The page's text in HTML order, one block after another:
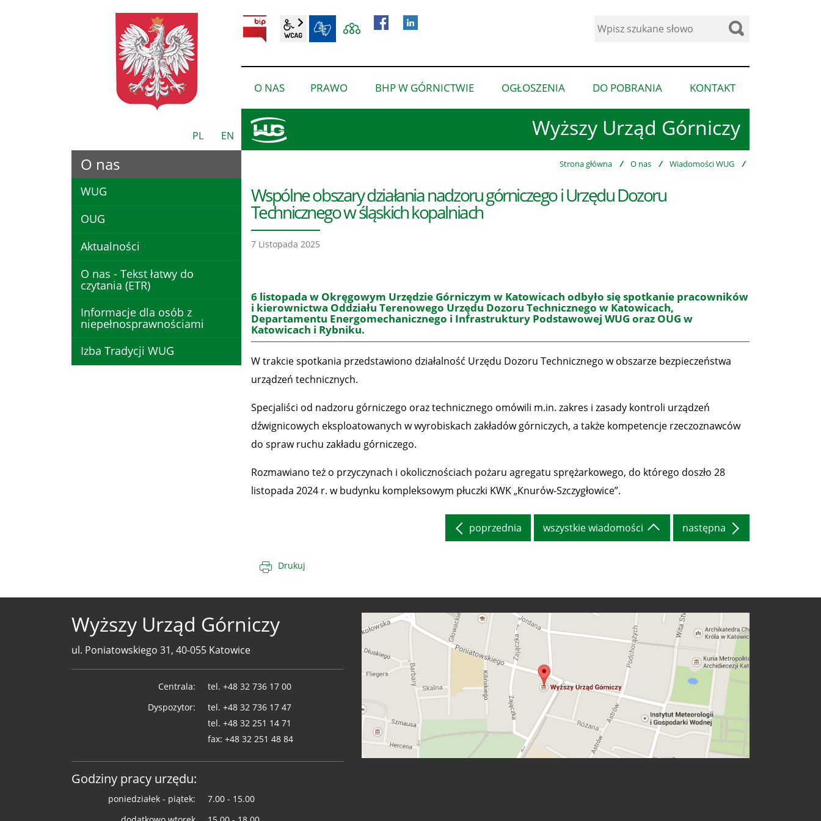
PL EN Wyższy Urząd Górniczy
BIP wcag2.1
Wyszukaj
O NAS
pokaż
podmenu
PRAWO
pokaż
podmenu
BHP W GÓRNICTWIE
pokaż
podmenu
OGŁOSZENIA
pokaż
podmenu
dla
“Ogłoszenia”
DO POBRANIA
pokaż
podmenu
dla
pobrania”
KONTAKT
podmenu
Strona główna / O nas / Wiadomości WUG /
Wspólne obszary działania nadzoru górniczego i Urzędu Dozoru
Technicznego w śląskich kopalniach
7 Listopada 2025
6 listopada w Okręgowym Urzędzie Górniczym w Katowicach odbyło się spotkanie pracowników
i kierownictwa Oddziału Terenowego Urzędu Dozoru Technicznego w Katowicach,
Departamentu Energomechanicznego i Infrastruktury Podstawowej WUG oraz OUG w
Katowicach i Rybniku.
W trakcie spotkania przedstawiono działalność Urzędu Dozoru Technicznego w obszarze bezpieczeństwa
urządzeń technicznych.
Specjaliści od nadzoru górniczego oraz technicznego omówili m.in. zakres i zasady kontroli urządzeń
dźwignicowych eksploatowanych w wyrobiskach zakładów górniczych, a także kompetencje rzeczoznawców
do spraw ruchu zakładu górniczego.
Rozmawiano też o przyczynach i okolicznościach pożaru agregatu sprężarkowego, do którego doszło 28
listopada 2024 r. w budynku kompleksowym płuczki KWK „Knurów-Szczygłowice”.
poprzednia wszystkie wiadomości następna
Drukuj
O nas
WUG
OUG
Aktualności
O nas - Tekst łatwy do
czytania (ETR)
Informacje dla osób z
niepełnosprawnościami
Izba Tradycji WUG
Wyższy Urząd Górniczy
ul. Poniatowskiego 31, 40-055 Katowice
Centrala: tel. +48 32 736 17 00
Dyspozytor:
tel. +48 32 736 17 47
tel. +48 32 251 14 71
fax: +48 32 251 48 84
Godziny pracy urzędu:
poniedziałek - piątek:
7.00 - 15.00